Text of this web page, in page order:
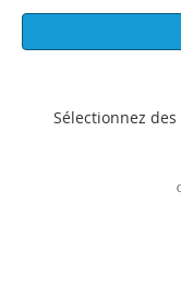
Sélectionnez